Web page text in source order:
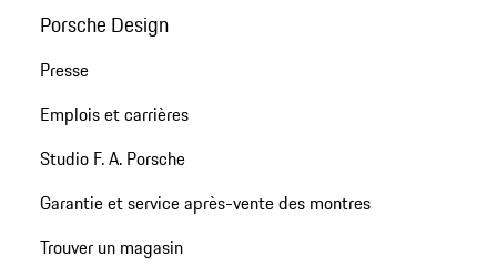
Porsche Design
Presse
Emplois et carrières
Studio F. A. Porsche
Garantie et service après-vente des montres
Trouver un magasin